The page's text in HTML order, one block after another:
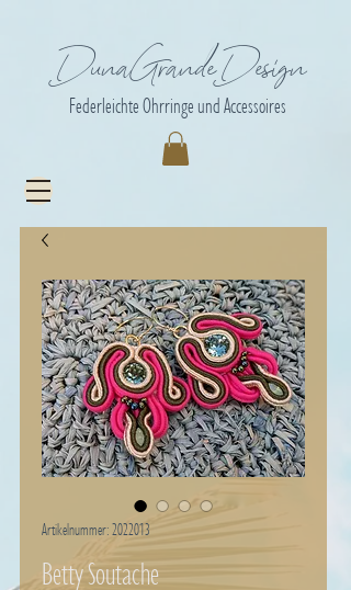
DunaGrandeDesign
Federleichte Ohrringe und Accessoires
Artikelnummer: 2022013
Betty Soutache